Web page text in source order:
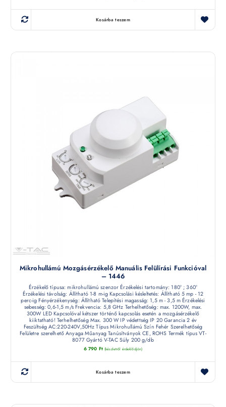
Kosárba teszem
Mikrohullámú Mozgásérzékelő Manuális Felülírási Funkcióval
– 1446
Érzékelő típusa: mikrohullámú szenzor Érzékelési tartomány: 180° ; 360°
Érzékelési távolság: Állítható 1-8 m-ig Kapcsolási késleltetés: Állítható 5 mp - 12
perc-ig Fényérzékenység: Állítható Telepítési magasság: 1,5 m - 3,5 m Érzékelési
sebesség: 0,6-1,5 m/s Frekvencia: 5,8 GHz Terhelhetőség: max. 1200W, max.
300W LED Kapcsolóval kétszer történő kapcsolás esetén a mozgásérzékelő
kiiktatható! Terhelhetőség Max. 300 W IP védettség IP 20 Garancia 2 év
Feszültség AC:220-240V,50Hz Típus Mikrohullámú Szín Fehér Szerelhetőség
Felületre szerelhető Anyaga Műanyag Tanúsítványok CE, ROHS Termék típus VT-
8077 Gyártó V-TAC Súly 200 g/db
6 790 Ft (készletről érdeklődjön)
Kosárba teszem